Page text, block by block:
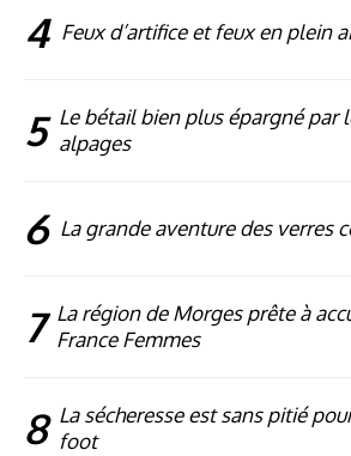
4 Feux d’artifice et feux en plein
5 Le bétail bien plus épargné par
alpages
6 La grande aventure des verres
7 La région de Morges prête à
France Femmes
8 La sécheresse est sans pitié
foot